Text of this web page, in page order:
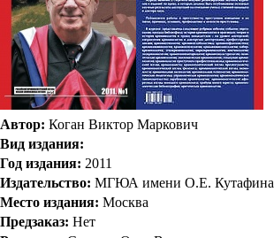
Автор: Коган Виктор Маркович
Вид издания:
Год издания: 2011
Издательство: МГЮА имени О.Е. Кутафина
Место издания: Москва
Предзаказ: Нет